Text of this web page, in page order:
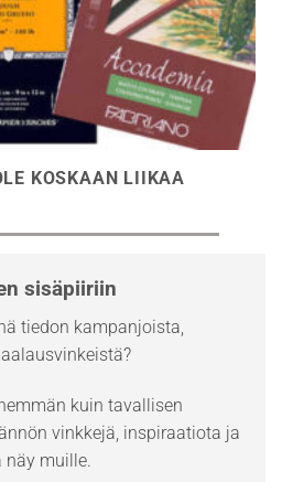
KOSKAAN LIIKAA
sisäpiiriin
tiedon kampanjoista,
kuin tavallisen
vinkkejä, inspiraatiota ja
näy muille.